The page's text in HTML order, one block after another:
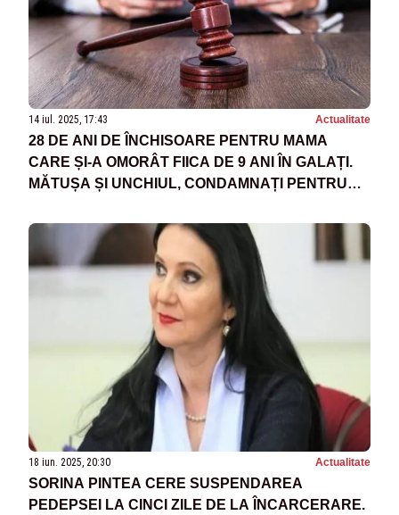
14 iul. 2025, 17:43 Actualitate
28 DE ANI DE ÎNCHISOARE PENTRU MAMA
CARE ȘI-A OMORÂT FIICA DE 9 ANI ÎN GALAȚI.
MĂTUȘA ȘI UNCHIUL, CONDAMNAȚI PENTRU
18 iun. 2025, 20:30 Actualitate
SORINA PINTEA CERE SUSPENDAREA
PEDEPSEI LA CINCI ZILE DE LA ÎNCARCERARE.